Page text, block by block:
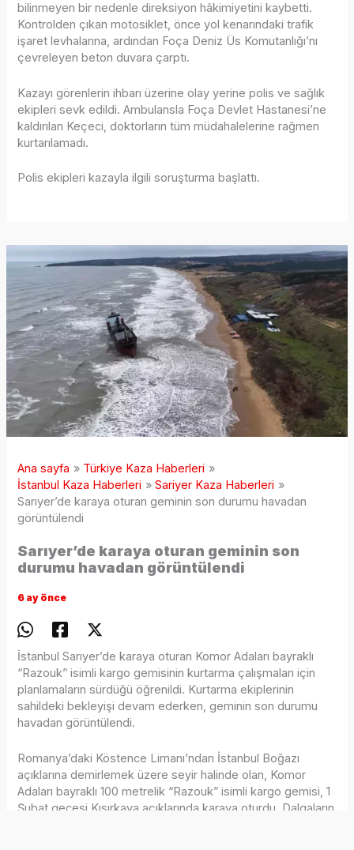
bilinmeyen bir nedenle direksiyon hâkimiyetini kaybetti.
Kontrolden çıkan motosiklet, önce yol kenarındaki trafik
işaret levhalarına, ardından Foça Deniz Üs Komutanlığı’nı
çevreleyen beton duvara çarptı.
Kazayı görenlerin ihbarı üzerine olay yerine polis ve sağlık
ekipleri sevk edildi. Ambulansla Foça Devlet Hastanesi’ne
kaldırılan Keçeci, doktorların tüm müdahalelerine rağmen
kurtarılamadı.
Polis ekipleri kazayla ilgili soruşturma başlattı.
Ana sayfa
Türkiye Kaza Haberleri
İstanbul Kaza Haberleri
Sariyer Kaza Haberleri
Sarıyer’de karaya oturan geminin son durumu havadan
görüntülendi
Sarıyer’de karaya oturan geminin son
durumu havadan görüntülendi
6 ay önce
İstanbul Sarıyer’de karaya oturan Komor Adaları bayraklı
“Razouk” isimli kargo gemisinin kurtarma çalışmaları için
planlamaların sürdüğü öğrenildi. Kurtarma ekiplerinin
sahildeki bekleyişi devam ederken, geminin son durumu
havadan görüntülendi.
Romanya’daki Köstence Limanı’ndan İstanbul Boğazı
açıklarına demirlemek üzere seyir halinde olan, Komor
Adaları bayraklı 100 metrelik “Razouk” isimli kargo gemisi, 1
Şubat gecesi Kısırkaya açıklarında karaya oturdu. Dalgaların